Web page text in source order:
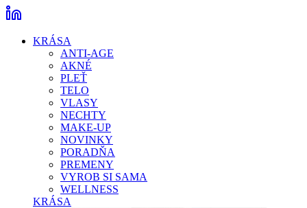
KRÁSA
ANTI-AGE
AKNÉ
PLEŤ
TELO
VLASY
NECHTY
MAKE-UP
NOVINKY
PORADŇA
PREMENY
VYROB SI SAMA
WELLNESS
KRÁSA